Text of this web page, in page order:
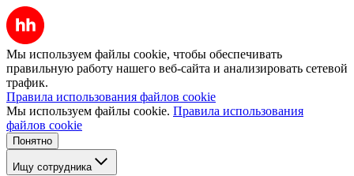
Мы используем файлы cookie, чтобы обеспечивать
правильную работу нашего веб-сайта и анализировать сетевой
трафик.
Правила использования файлов cookie
Мы используем файлы cookie. Правила использования
файлов cookie
Понятно
Ищу сотрудника